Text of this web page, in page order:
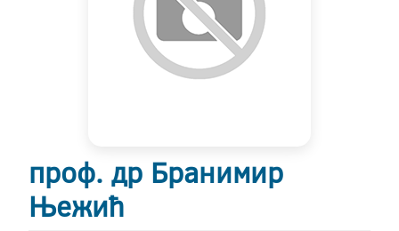
проф. др Бранимир
Њежић